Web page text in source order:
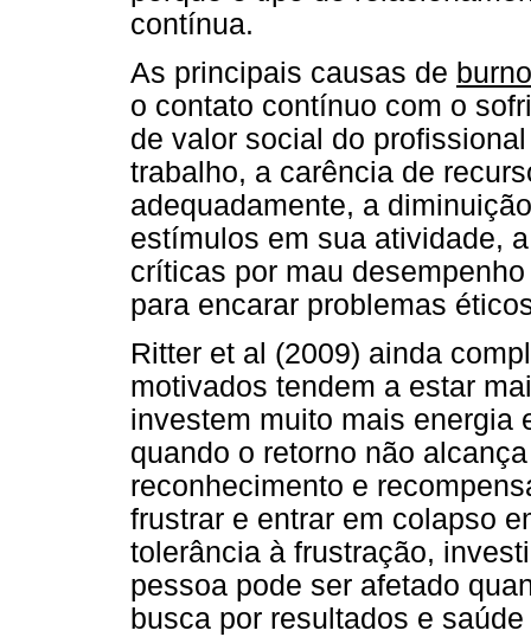
contínua.
As principais causas de
o contato contínuo com o
de valor social do
trabalho, a carência de
adequadamente, a
estímulos em sua atividade,
críticas por mau
para encarar problemas
Ritter et al (2009) ainda
motivados tendem a estar
investem muito mais energia
quando o retorno não
reconhecimento e
frustrar e entrar em colapso
tolerância à frustração,
pessoa pode ser afetado
busca por resultados e